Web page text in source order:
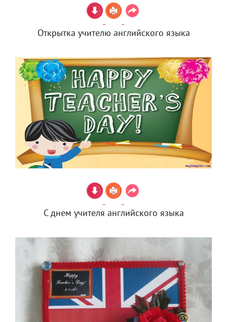
Открытка учителю английского языка
С днем учителя английского языка